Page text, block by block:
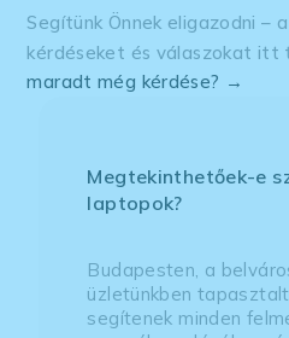
Segítünk Önnek eligazodni –
kérdéseket és válaszokat itt
maradt még kérdése? →
Megtekinthetőek-e
laptopok?
Budapesten, a
üzletünkben
segítenek minden